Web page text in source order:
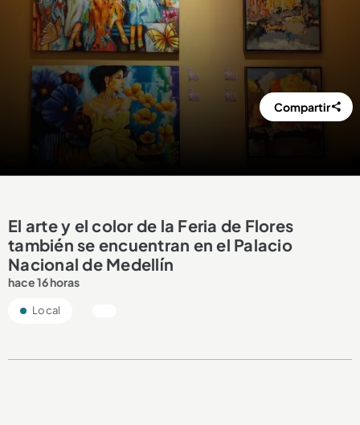
Compartir
El arte y el color de la Feria de Flores
también se encuentran en el Palacio
Nacional de Medellín
hace 16 horas
Local